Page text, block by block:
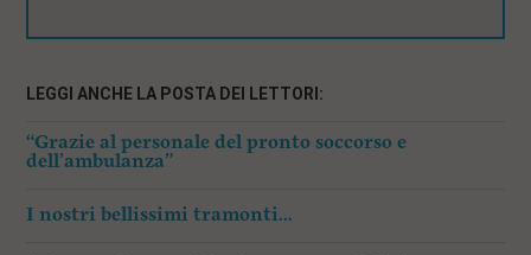
LEGGI ANCHE LA POSTA DEI LETTORI:
“Grazie al personale del pronto soccorso e
dell’ambulanza”
I nostri bellissimi tramonti…